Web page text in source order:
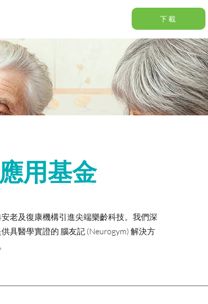
下載
用基金
老及復康機構引進尖端樂齡科技。我們深
具醫學實證的 腦友記 (Neurogym) 解決方